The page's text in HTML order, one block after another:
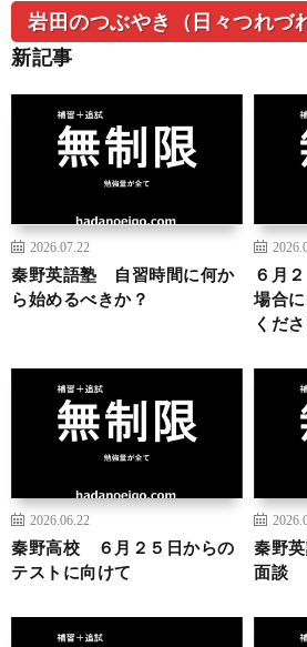
岩田のつぶやき（日々つれづ
新記事
2026.07.22
秦野英語塾 自習時間に何か
ら始めるべきか？
６月
場合
くださ
2026.06.22
秦野高校 ６月２５日からの
テストに向けて
秦野
面談